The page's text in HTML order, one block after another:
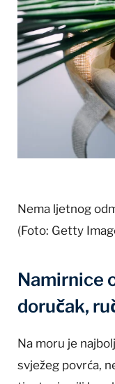
Nema ljetnog
(Foto: Getty
Namirnice
doručak,
Na moru je
svježeg povrća,